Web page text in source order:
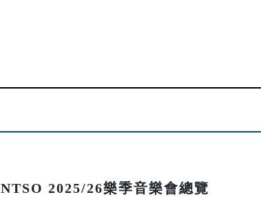
NTSO 2025/26樂季音樂會總覽